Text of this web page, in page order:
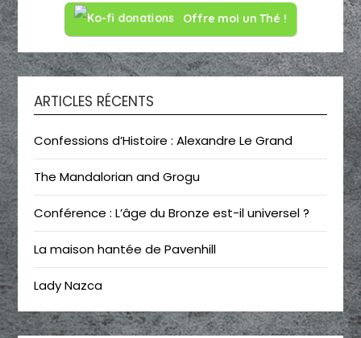
Offre moi un Thé !
ARTICLES RÉCENTS
Confessions d’Histoire : Alexandre Le Grand
The Mandalorian and Grogu
Conférence : L’âge du Bronze est-il universel ?
La maison hantée de Pavenhill
Lady Nazca